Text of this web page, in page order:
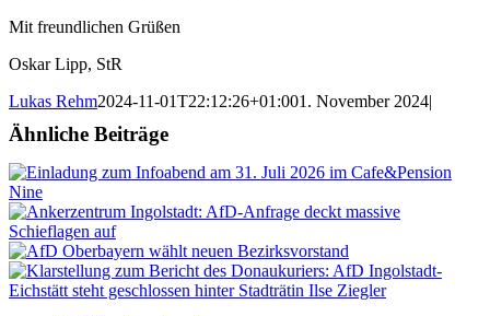
Mit freundlichen Grüßen
Oskar Lipp, StR
Lukas Rehm2024-11-01T22:12:26+01:001. November 2024|
Ähnliche Beiträge